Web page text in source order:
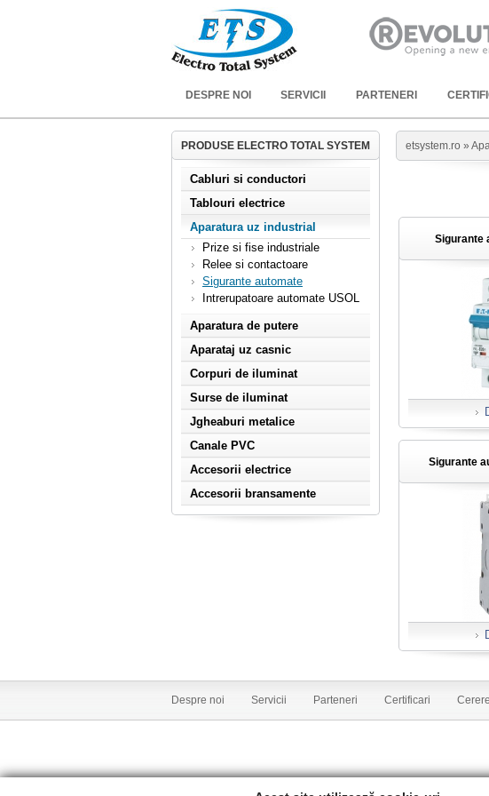
DESPRE NOI SERVICII PARTENERI
PRODUSE ELECTRO TOTAL SYSTEM
Cabluri si conductori
Tablouri electrice
Aparatura uz industrial
Prize si fise industriale
Relee si contactoare
Sigurante automate
Intrerupatoare automate USOL
Aparatura de putere
Aparataj uz casnic
Corpuri de iluminat
Surse de iluminat
Jgheaburi metalice
Canale PVC
Accesorii electrice
Accesorii bransamente
etsystem.ro »
Sigurante
Sigurante
Despre noi Servicii Parteneri Certificari